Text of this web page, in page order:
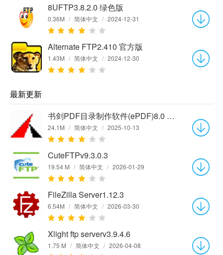
8UFTP3.8.2.0 绿色版
0.36M / 简体中文 / 2024-12-31
Alternate FTP2.410 官方版
1.43M / 简体中文 / 2024-12-30
最新更新
书剑PDF目录制作软件(ePDF)8.0 官方版
24.1M / 简体中文 / 2025-10-13
CuteFTPv9.3.0.3
19.54 M / 简体中文 / 2026-01-29
FileZilla Server1.12.3
6.54M / 简体中文 / 2026-03-30
Xlight ftp serverv3.9.4.6
1.75 M / 简体中文 / 2026-04-08